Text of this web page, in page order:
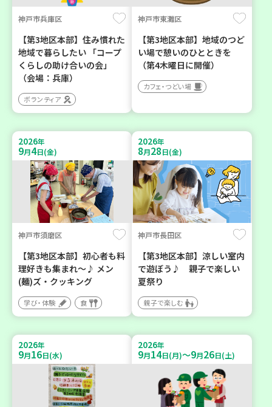
神戸市兵庫区
【第3地区本部】住み慣れた
地域で暮らしたい 「コープ
くらしの助け合いの会」
（会場：兵庫）
ボランティア
神戸市東灘区
【第3地区本部】地域のつど
い場で憩いのひとときを
（第4木曜日に開催）
カフェ・つどい場
2026年
9月4日(金)
神戸市須磨区
【第3地区本部】初心者も料
理好きも集まれ～♪ メン
(麺)ズ・クッキング
学び・体験 食
2026年
8月28日(金)
神戸市長田区
【第3地区本部】涼しい室内
で遊ぼう♪ 親子で楽しい
夏祭り
親子で楽しむ
2026年
9月16日(水)
2026年
9月14日(月)～9月26日(土)